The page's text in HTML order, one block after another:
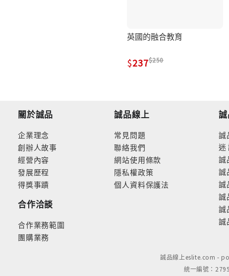
英國的融合教育
237 250
關於誠品
企業理念
創辦人故事
經營內容
發展歷程
得獎事蹟
合作洽談
合作業務範圍
團購業務
誠品線上
常見問題
聯絡我們
網站使用條款
隱私權政策
個人資料保護法
誠
迷
誠
誠
誠
誠
誠
誠
誠品線上eslite.com -
統一編號：